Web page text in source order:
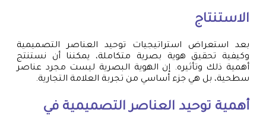
الاستنتاج
بعد استعراض استراتيجيات توحيد العناصر التصميمية
وكيفية تحقيق هوية بصرية متكاملة، يمكننا أن نستنتج
أهمية ذلك وتأثيره. إن الهوية البصرية ليست مجرد عناصر
سطحية، بل هي جزء أساسي من تجربة العلامة التجارية.
أهمية توحيد العناصر التصميمية في